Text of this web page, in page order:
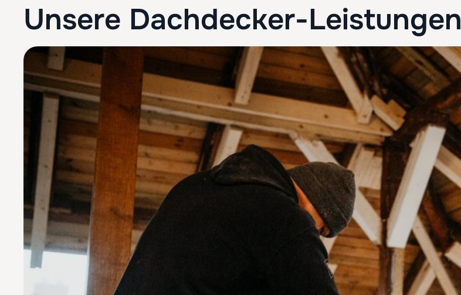
Unsere Dachdecker-Leistungen